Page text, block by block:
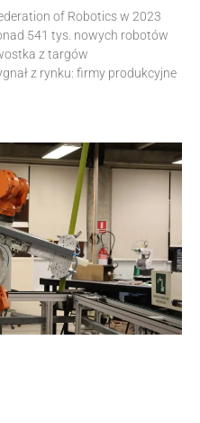
of Robotics w 2023
541 tys. nowych robotów
z targów
z rynku: firmy produkcyjne